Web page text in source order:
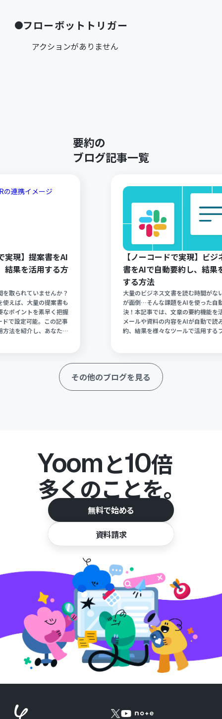
フローボットトリガー
アクションがありません
要約の
ブログ記事一覧
実現】提案書をAI
結果を活用する方
取られていませんか？
使えば、大量の提案書も
なポイントを素早く把握
ドで設定可能。この記事
方法を紹介し、あなたの
【ノーコードで実現】ビジ
書をAIで自動要約し、結果
する方法
大量のビジネス文書を読む時間がな
が面倒…そんな課題をAIを使った自
決！本記事では、文章の要約機能を
メールや資料の内容をAIが自動で読
約、結果を様々なツールで活用する
その他のブログを見る
Yoomと10倍
多くのことを。
無料で始める
資料請求